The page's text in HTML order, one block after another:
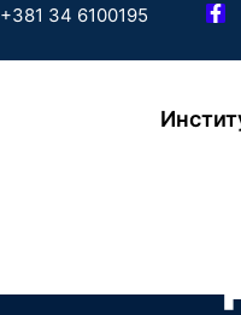
+381 34 6100195